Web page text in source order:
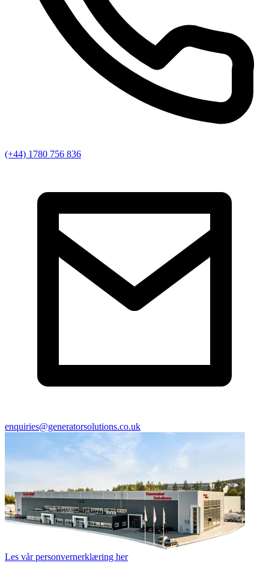
(+44) 1780 756 836
enquiries@generatorsolutions.co.uk
Les vår personvernerklæring her